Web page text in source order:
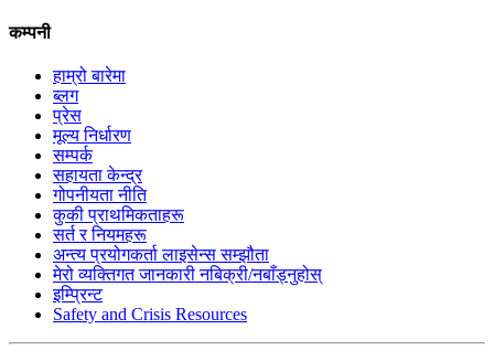
कम्पनी
हाम्रो बारेमा
ब्लग
प्रेस
मूल्य निर्धारण
सम्पर्क
सहायता केन्द्र
गोपनीयता नीति
कुकी प्राथमिकताहरू
सर्त र नियमहरू
अन्त्य प्रयोगकर्ता लाइसेन्स सम्झौता
मेरो व्यक्तिगत जानकारी नबिक्री/नबाँड्नुहोस्
इम्प्रिन्ट
Safety and Crisis Resources